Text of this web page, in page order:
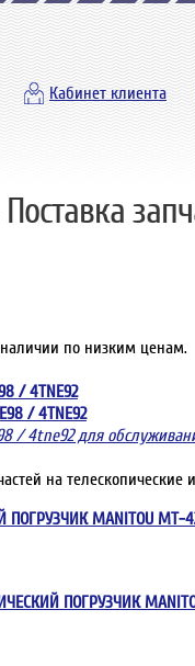
Кабинет клиента
по низким ценам.
/ 4TNE92
/ 4TNE92
/ 4tne92 для
на
MANITOU MT-
ПОГРУЗЧИК